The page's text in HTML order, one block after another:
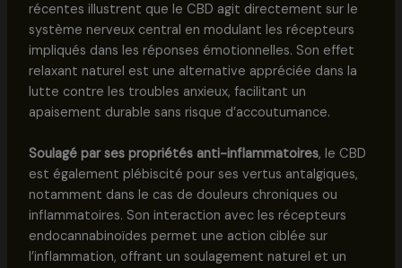
récentes illustrent que le CBD agit directement sur le
système nerveux central en modulant les récepteurs
impliqués dans les réponses émotionnelles. Son effet
relaxant naturel est une alternative appréciée dans la
lutte contre les troubles anxieux, facilitant un
apaisement durable sans risque d’accoutumance.
Soulagé par ses propriétés anti-inflammatoires, le CBD
est également plébiscité pour ses vertus antalgiques,
notamment dans le cas de douleurs chroniques ou
inflammatoires. Son interaction avec les récepteurs
endocannabinoïdes permet une action ciblée sur
l’inflammation, offrant un soulagement naturel et un